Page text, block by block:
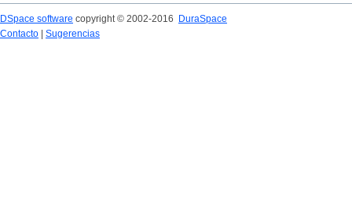
DSpace software copyright © 2002-2016
DuraSpace
Contacto
Sugerencias